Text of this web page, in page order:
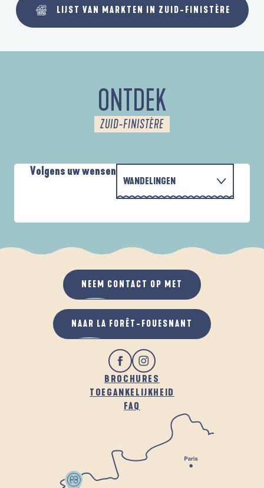
LIJST VAN MARKTEN IN ZUID-FINISTÈRE
ONTDEK
ZUID-FINISTÈRE
Volgens uw wensen
WANDELINGEN
ALS HET REGENT
IN DE FRISSE LUCHT
PARCOURS D'INTERPRÉTATION DE L'ANSE
BROCHURES
TOEGANKELIJKHEID
FAQ
NEEM CONTACT OP MET
NAAR LA FORÊT-FOUESNANT